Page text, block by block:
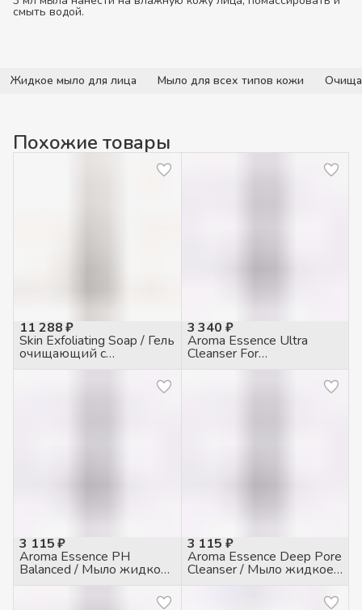
смыть водой.
Жидкое мыло для лица Мыло для всех типов кожи
Похожие товары
11 288 ₽
Skin Exfoliating Soap / Гель
очищающий с
3 340 ₽
Aroma Essence Ultra
Cleanser For
3 115 ₽
Aroma Essence PH
Balanced / Мыло жидкое
3 115 ₽
Aroma Essence Deep Pore
Cleanser / Мыло жидкое